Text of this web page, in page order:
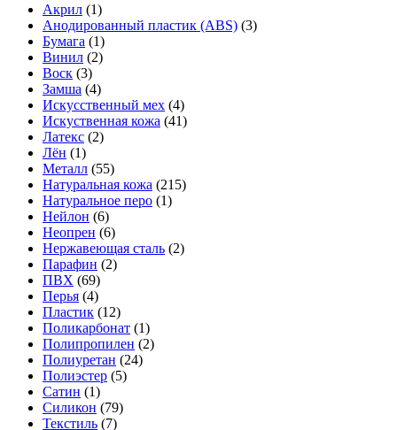
Акрил (1)
Анодированный пластик (ABS) (3)
Бумага (1)
Винил (2)
Воск (3)
Замша (4)
Искусственный мех (4)
Искуственная кожа (41)
Латекс (2)
Лён (1)
Металл (55)
Натуральная кожа (215)
Натуральное перо (1)
Нейлон (6)
Неопрен (6)
Нержавеющая сталь (2)
Парафин (2)
ПВХ (69)
Перья (4)
Пластик (12)
Поликарбонат (1)
Полипропилен (2)
Полиуретан (24)
Полиэстер (5)
Сатин (1)
Силикон (79)
Текстиль (7)